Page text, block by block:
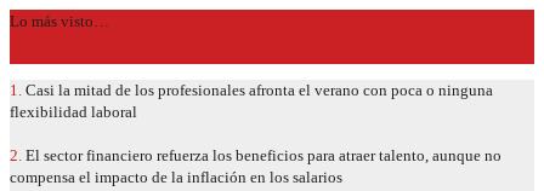
Lo más visto…
1. Casi la mitad de los profesionales afronta el verano con poca o ninguna
flexibilidad laboral
2. El sector financiero refuerza los beneficios para atraer talento, aunque no
compensa el impacto de la inflación en los salarios